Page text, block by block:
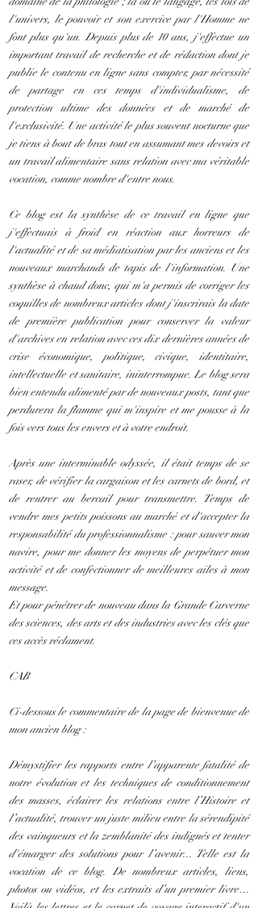
l'univers, le pouvoir et son exercice par l'Homme ne
font plus qu'un. Depuis plus de 10 ans, j'effectue un
important travail de recherche et de rédaction dont je
publie le contenu en ligne sans compter, par nécessité
de partage en ces temps d'individualisme, de
protection ultime des données et de marché de
l'exclusivité. Une activité le plus souvent nocturne que
je tiens à bout de bras tout en assumant mes devoirs et
un travail alimentaire sans relation avec ma véritable
vocation, comme nombre d'entre nous.
Ce blog est la synthèse de ce travail en ligne que
j'effectuais à froid en réaction aux horreurs de
l'actualité et de sa médiatisation par les anciens et les
nouveaux marchands de tapis de l'information. Une
synthèse à chaud donc, qui m'a permis de corriger les
coquilles de nombreux articles dont j'inscrirais la date
de première publication pour conserver la valeur
d'archives en relation avec ces dix dernières années de
crise économique, politique, civique, identitaire,
intellectuelle et sanitaire, ininterrompue. Le blog sera
bien entendu alimenté par de nouveaux posts, tant que
perdurera la flamme qui m'inspire et me pousse à la
fois vers tous les envers et à votre endroit.
Après une interminable odyssée, il était temps de se
raser, de vérifier la cargaison et les carnets de bord, et
de rentrer au bercail pour transmettre. Temps de
vendre mes petits poissons au marché et d'accepter la
responsabilité du professionnalisme : pour sauver mon
navire, pour me donner les moyens de perpétuer mon
activité et de confectionner de meilleures ailes à mon
message.
Et pour pénétrer de nouveau dans la Grande Carverne
des sciences, des arts et des industries avec les clés que
ces accès réclament.
CAB
Ci-dessous le commentaire de la page de bienvenue de
mon ancien blog :
Démystifier les rapports entre l’apparente fatalité de
notre évolution et les techniques de conditionnement
des masses, éclairer les relations entre l’Histoire et
l’actualité, trouver un juste milieu entre la sérendipité
des vainqueurs et la zemblanité des indignés et tenter
d'émarger des solutions pour l’avenir... Telle est la
vocation de ce blog. De nombreux articles, liens,
photos ou vidéos, et les extraits d’un premier livre…